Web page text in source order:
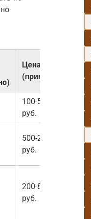
Цена
(примерно)
100-500
руб.
500-2000
руб.
200-800
руб.